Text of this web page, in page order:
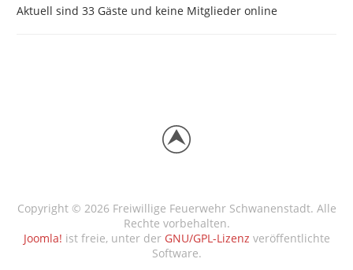
Aktuell sind 33 Gäste und keine Mitglieder online
Copyright © 2026 Freiwillige Feuerwehr Schwanenstadt. Alle
Rechte vorbehalten.
Joomla! ist freie, unter der GNU/GPL-Lizenz veröffentlichte
Software.